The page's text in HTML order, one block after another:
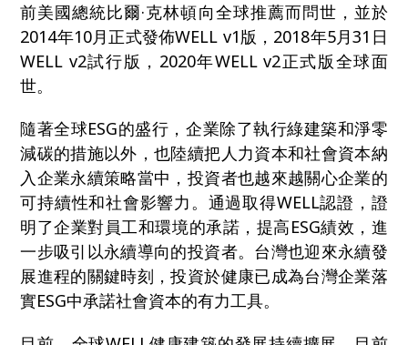
前美國總統比爾·克林頓向全球推薦而問世，並於
2014年10月正式發佈WELL v1版，2018年5月31日
WELL v2試行版，2020年WELL v2正式版全球面
世。
隨著全球ESG的盛行，企業除了執行綠建築和淨零
減碳的措施以外，也陸續把人力資本和社會資本納
入企業永續策略當中，投資者也越來越關心企業的
可持續性和社會影響力。通過取得WELL認證，證
明了企業對員工和環境的承諾，提高ESG績效，進
一步吸引以永續導向的投資者。台灣也迎來永續發
展進程的關鍵時刻，投資於健康已成為台灣企業落
實ESG中承諾社會資本的有力工具。